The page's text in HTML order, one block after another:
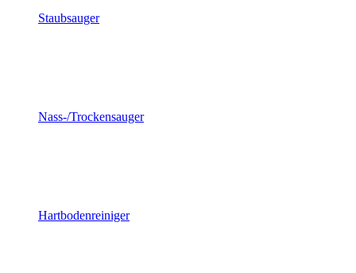
Staubsauger
Nass-/Trockensauger
Hartbodenreiniger